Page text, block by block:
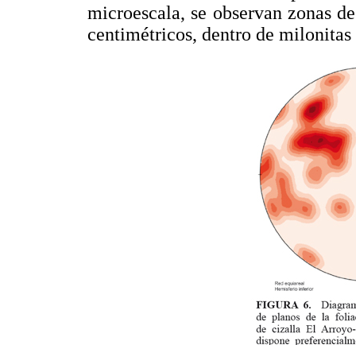
microescala, se observan zonas
centimétricos, dentro de